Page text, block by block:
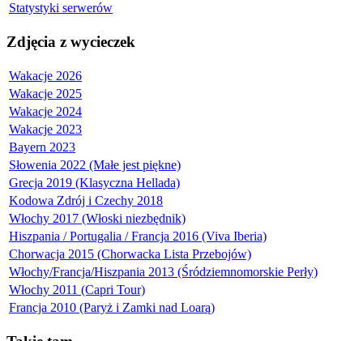
Statystyki serwerów
Zdjęcia z wycieczek
Wakacje 2026
Wakacje 2025
Wakacje 2024
Wakacje 2023
Bayern 2023
Słowenia 2022 (Małe jest piękne)
Grecja 2019 (Klasyczna Hellada)
Kodowa Zdrój i Czechy 2018
Włochy 2017 (Włoski niezbędnik)
Hiszpania / Portugalia / Francja 2016 (Viva Iberia)
Chorwacja 2015 (Chorwacka Lista Przebojów)
Włochy/Francja/Hiszpania 2013 (Śródziemnomorskie Perły)
Włochy 2011 (Capri Tour)
Francja 2010 (Paryż i Zamki nad Loarą)